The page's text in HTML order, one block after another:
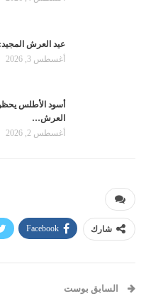
عيد العرش المجيد:
أغسطس 3, 2026
أسود الأطلس
العرش…
أغسطس 2, 2026
شارك Facebook
السابق بوست